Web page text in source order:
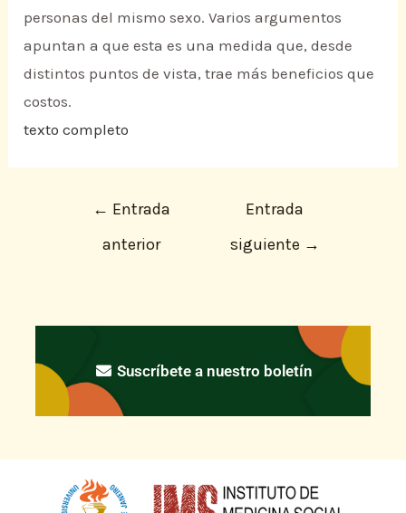
personas del mismo sexo. Varios argumentos
apuntan a que esta es una medida que, desde
distintos puntos de vista, trae más beneficios que
costos.
texto completo
← Entrada
anterior
Entrada
siguiente →
Suscríbete a nuestro boletín